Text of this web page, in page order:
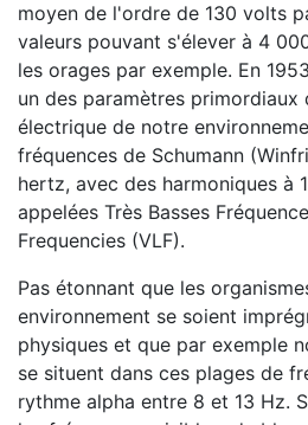
moyen de l'ordre de 130 volts
valeurs pouvant s'élever à 4
les orages par exemple. En
un des paramètres
électrique de notre
fréquences de Schumann
hertz, avec des harmoniques à
appelées Très Basses
Frequencies (VLF).
Pas étonnant que les
environnement se soient
physiques et que par exemple
se situent dans ces plages de
rythme alpha entre 8 et 13 Hz.